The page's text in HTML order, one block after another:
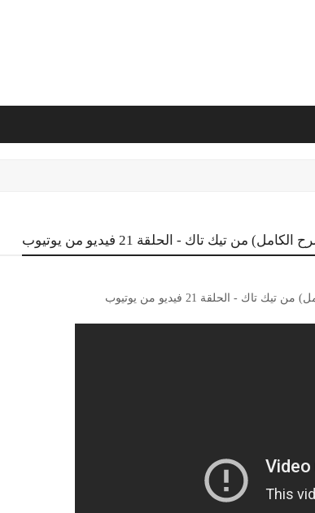
تيك تاك - الحلقة 21 فيديو من يوتيوب
- الحلقة 21 فيديو من يوتيوب